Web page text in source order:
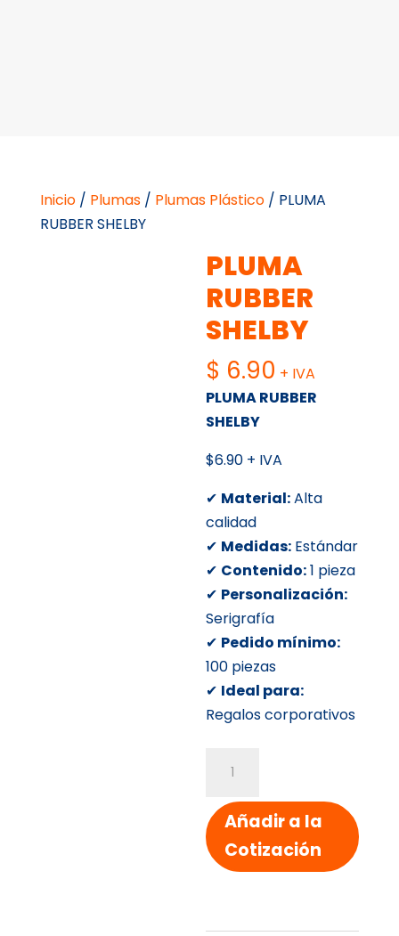
Inicio/ Plumas/ Plumas Plástico/ PLUMA
RUBBER SHELBY
PLUMA
RUBBER
SHELBY
$ 6.90 + IVA
PLUMA RUBBER
SHELBY
$6.90 + IVA
✔ Material:Alta
calidad
✔ Medidas: Estándar
✔ Contenido:1 pieza
✔ Personalización:
Serigrafía
✔ Pedido mínimo:
100 piezas
✔ Ideal para:
Regalos corporativos
RUBBER
SHELBY
cantidad
Añadir a la
Cotización